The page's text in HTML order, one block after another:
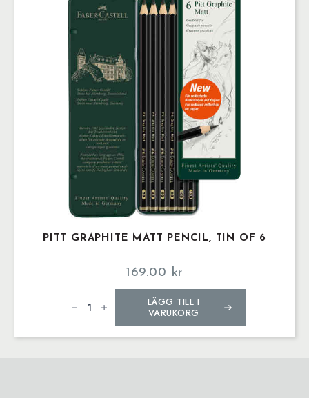
PITT GRAPHITE MATT PENCIL, TIN OF 6
169.00 kr
Graphite
Matt
of
LÄGG TILL I
VARUKORG